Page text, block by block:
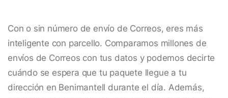
Con o sin número de envío de Correos, eres más
inteligente con parcello. Comparamos millones de
envíos de Correos con tus datos y podemos decirte
cuándo se espera que tu paquete llegue a tu
dirección en Benimantell durante el día. Además,